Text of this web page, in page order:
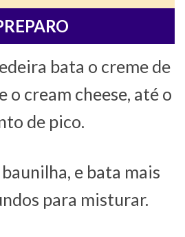
bata o creme de
o cream cheese, até o
de pico.
e bata mais
para misturar.